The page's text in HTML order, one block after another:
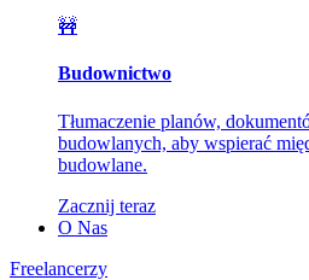
🚧
Budownictwo
Tłumaczenie planów,
budowlanych, aby wspierać
budowlane.
Zacznij teraz
O Nas
Freelancerzy